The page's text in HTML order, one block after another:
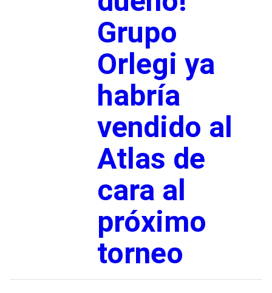
Grupo
Orlegi ya
habría
vendido al
Atlas de
cara al
próximo
torneo